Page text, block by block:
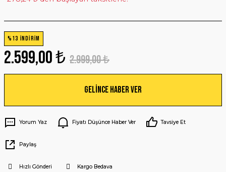
%13 İNDİRİM
2.599,00 ₺ 2.999,00 ₺
Gelince Haber Ver
Yorum Yaz Fiyatı Düşünce Haber Ver Tavsiye Et
Paylaş
Hızlı Gönderi Kargo Bedava